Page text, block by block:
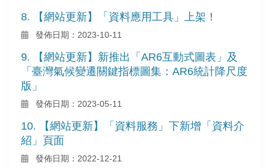
8. 【網站更新】「資料應用工具」上架！
發佈日期：2023-10-11
9. 【網站更新】新推出「AR6互動式圖表」及
「臺灣氣候變遷關鍵指標圖集：AR6統計降尺度
版」
發佈日期：2023-05-11
10. 【網站更新】「資料服務」下新增「資料介
紹」頁面
發佈日期：2022-12-21